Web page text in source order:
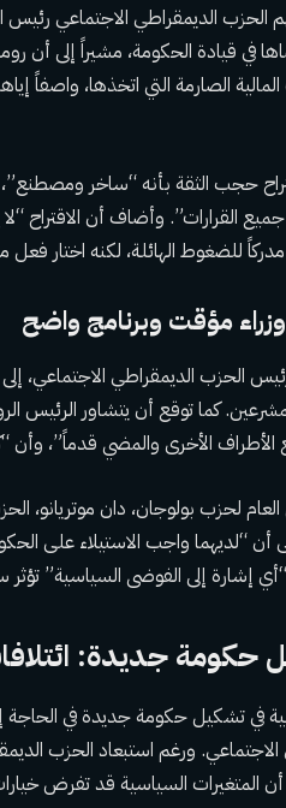
الحزب الديمقراطي الاجتماعي
في قيادة الحكومة، مشيراً إلى أن
الصارمة التي اتخذها، واصفاً
حجب الثقة بأنه “ساخر ومصطنع”،
القرارات”. وأضاف أن الاقتراح
للضغوط الهائلة، لكنه اختار
مؤقت وبرنامج واضح
الحزب الديمقراطي
كما توقع أن يتشاور الرئيس
الأخرى والمضي قدماً”، وأن
“لديهما واجب الاستيلاء على
إشارة إلى الفوضى السياسية” تؤثر
حكومة جديدة:
في تشكيل حكومة جديدة في الحاجة
ورغم استبعاد الحزب